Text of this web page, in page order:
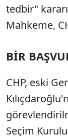
tedbir"
Mahkeme,
BİR
CHP, eski
Seçim